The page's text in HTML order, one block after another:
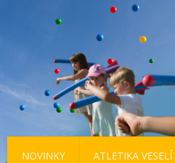
NOVINKY ATLETIKA VESELÍ